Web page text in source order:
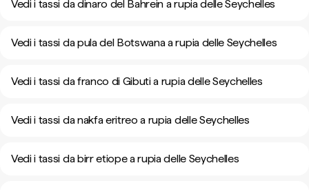
Vedi i tassi da dinaro del Bahrein a rupia delle Seychelles
Vedi i tassi da pula del Botswana a rupia delle Seychelles
Vedi i tassi da franco di Gibuti a rupia delle Seychelles
Vedi i tassi da nakfa eritreo a rupia delle Seychelles
Vedi i tassi da birr etiope a rupia delle Seychelles